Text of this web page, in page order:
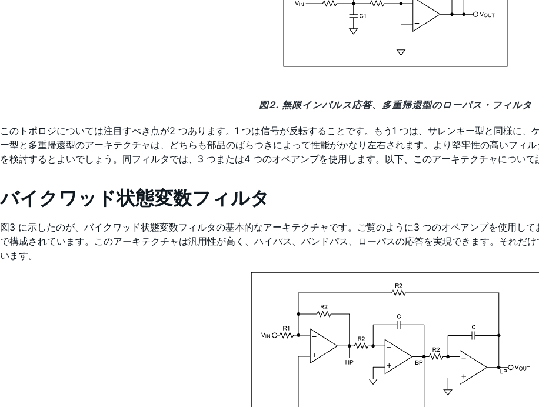
図2. 無限インパルス応答、多重帰還型のローパス・フィルタ
このトポロジについては注目すべき点が2 つあります。1 つは信号が反転することです。もう1 つは、サレンキー型と同様に
ー型と多重帰還型のアーキテクチャは、どちらも部品のばらつきによって性能がかなり左右されます。より堅牢性の高いフィ
を検討するとよいでしょう。同フィルタでは、3 つまたは4 つのオペアンプを使用します。以下、このアーキテクチャについて
バイクワッド状態変数フィルタ
図3 に示したのが、バイクワッド状態変数フィルタの基本的なアーキテクチャです。ご覧のように3 つのオペアンプを使用し
で構成されています。このアーキテクチャは汎用性が高く、ハイパス、バンドパス、ローパスの応答を実現できます。それだ
います。